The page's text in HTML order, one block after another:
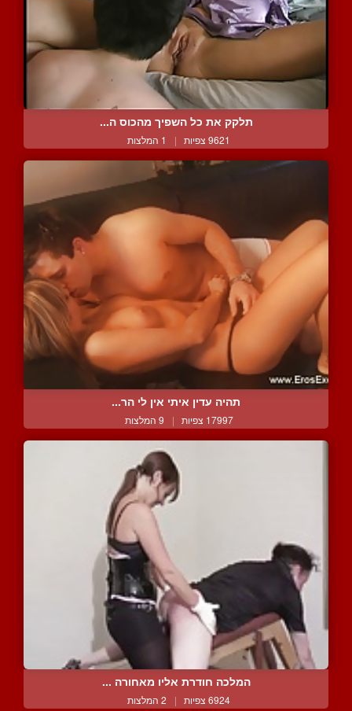
תלקק את כל השפיך מהכוס ה...
9621 צפיות | 1 המלצות
תהיה עדין איתי אין לי הר...
17997 צפיות | 9 המלצות
המלכה חודרת אליו מאחורה ...
6924 צפיות | 2 המלצות